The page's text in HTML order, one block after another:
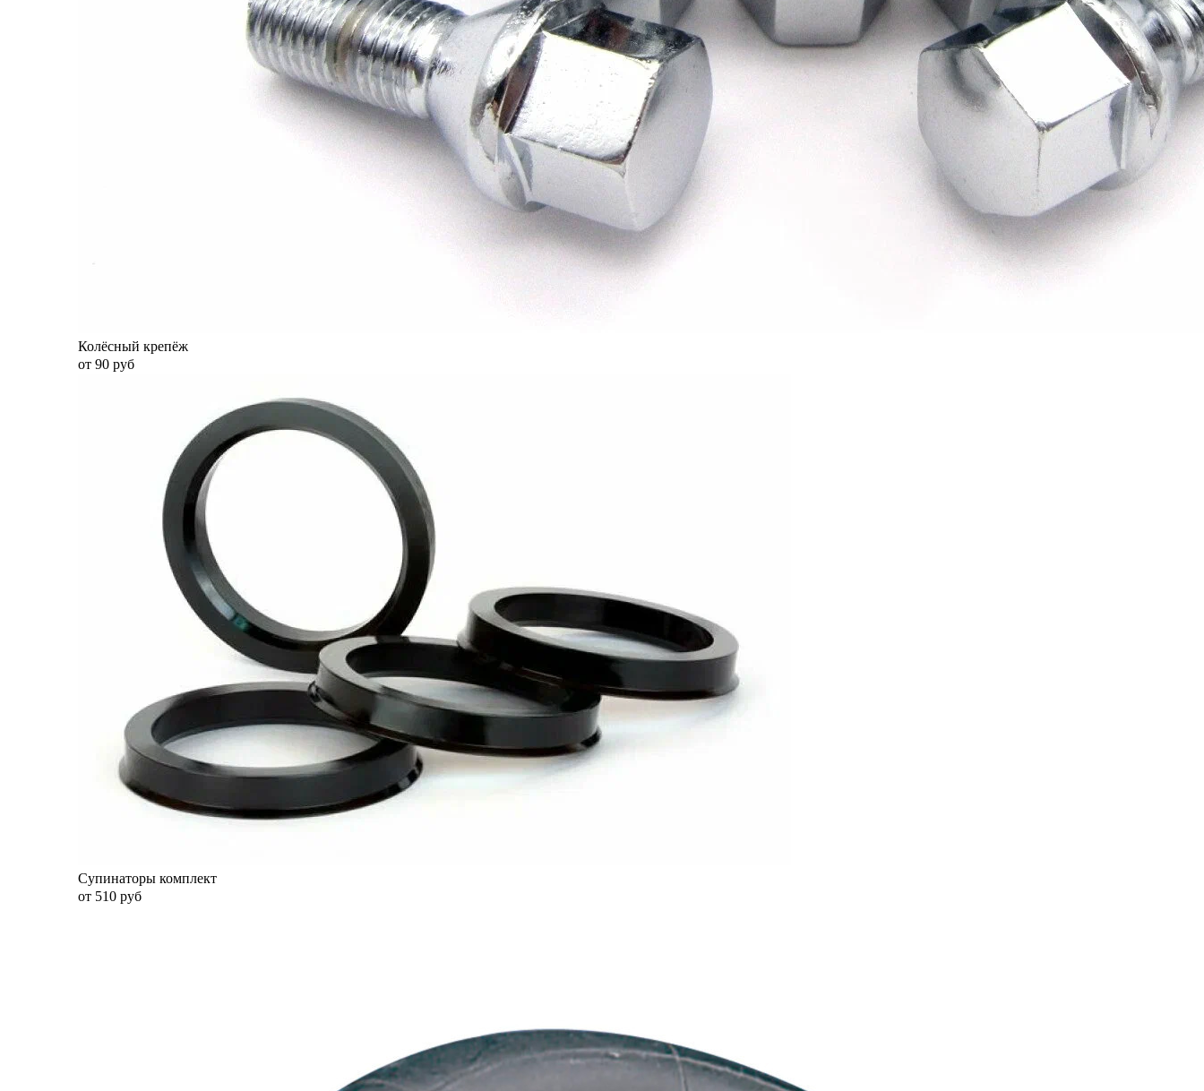
Колёсный крепёж
от 90 руб
Супинаторы комплект
от 510 руб